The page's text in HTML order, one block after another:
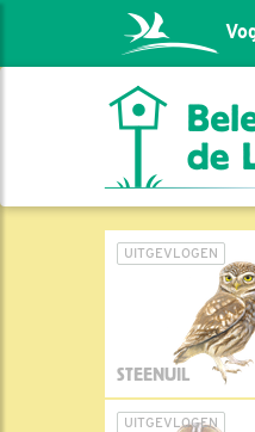
UITGEVLOGEN
STEENUIL
UITGEVLOGEN